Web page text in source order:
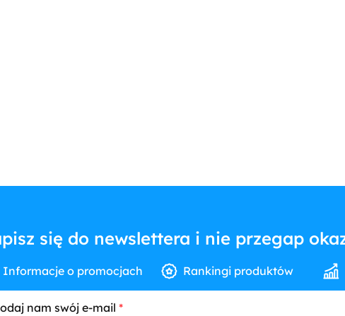
się do newslettera i nie przegap
Informacje o promocjach Rankingi produktów
nam swój e-mail